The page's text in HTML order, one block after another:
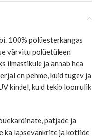
100% polüesterkangas
värvitu polüetüleen
ilmastikule ja annab hea
on pehme, kuid tugev ja
kindel, kuid tekib loomulik
patjade ja
ka lapsevankrite ja kottide